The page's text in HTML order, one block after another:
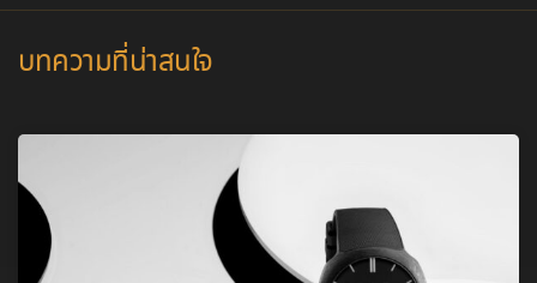
บทความที่น่าสนใจ